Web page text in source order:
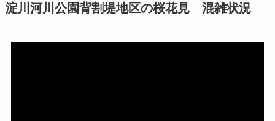
淀川河川公園背割堤地区の桜花見 混雑状況